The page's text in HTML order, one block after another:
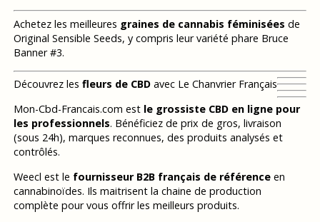
Achetez les meilleures graines de cannabis féminisées de
Original Sensible Seeds, y compris leur variété phare Bruce
Banner #3.
Découvrez les fleurs de CBDavec Le Chanvrier Français
Mon-Cbd-Francais.com est le grossiste CBD en ligne pour
les professionnels. Bénéficiez de prix de gros, livraison
(sous 24h), marques reconnues, des produits analysés et
contrôlés.
Weecl est le fournisseur B2B français de référenceen
cannabinoïdes. Ils maitrisent la chaine de production
complète pour vous offrir les meilleurs produits.